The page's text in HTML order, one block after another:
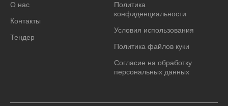
О нас
Контакты
Тендер
Политика
конфиденциальности
Условия использования
Политика файлов куки
Согласие на обработку
персональных данных